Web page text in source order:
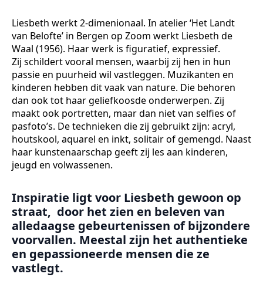
Liesbeth werkt 2-dimenionaal. In atelier ‘Het Landt
van Belofte’ in Bergen op Zoom werkt Liesbeth de
Waal (1956). Haar werk is figuratief, expressief.
Zij schildert vooral mensen, waarbij zij hen in hun
passie en puurheid wil vastleggen. Muzikanten en
kinderen hebben dit vaak van nature. Die behoren
dan ook tot haar geliefkoosde onderwerpen. Zij
maakt ook portretten, maar dan niet van selfies of
pasfoto’s. De technieken die zij gebruikt zijn: acryl,
houtskool, aquarel en inkt, solitair of gemengd. Naast
haar kunstenaarschap geeft zij les aan kinderen,
jeugd en volwassenen.
Inspiratie ligt voor Liesbeth gewoon op
straat, door het zien en beleven van
alledaagse gebeurtenissen of bijzondere
voorvallen. Meestal zijn het authentieke
en gepassioneerde mensen die ze
vastlegt.